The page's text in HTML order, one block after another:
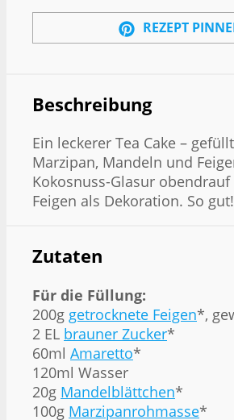
REZEPT
Beschreibung
Ein leckerer Tea Cake –
Marzipan, Mandeln und
Kokosnuss-Glasur
Feigen als Dekoration. So gut!
Zutaten
Für die Füllung:
200g getrocknete Feigen*,
2 EL brauner Zucker*
60ml Amaretto*
120ml Wasser
20g Mandelblättchen*
100g Marzipanrohmasse*